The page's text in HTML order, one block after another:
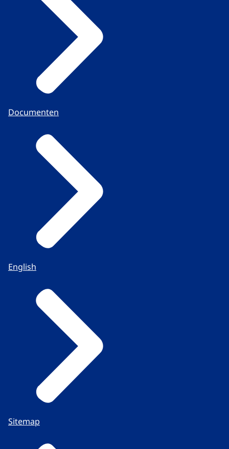
Documenten
English
Sitemap